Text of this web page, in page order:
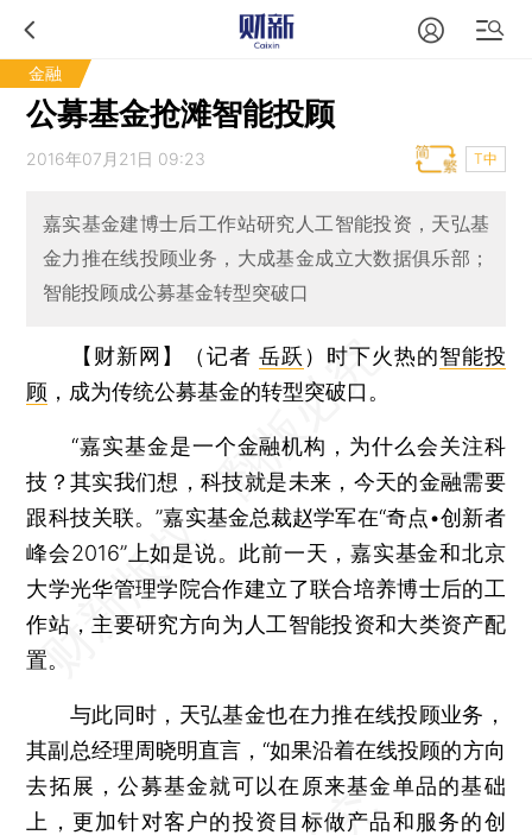
金融
公募基金抢滩智能投顾
2016年07月21日 09:23 T中
嘉实基金建博士后工作站研究人工智能投资，天弘基
金力推在线投顾业务，大成基金成立大数据俱乐部；
智能投顾成公募基金转型突破口
【财新网】（记者 岳跃 ） 时下火热的智能投
顾 ，成为传统公募基金的转型突破口。
“嘉实基金是一个金融机构，为什么会关注科
技？其实我们想，科技就是未来，今天的金融需要
跟科技关联。”嘉实基金总裁赵学军在“奇点•创新者
峰会2016”上如是说。此前一天，嘉实基金和北京
大学光华管理学院合作建立了联合培养博士后的工
作站，主要研究方向为人工智能投资和大类资产配
置。
与此同时，天弘基金也在力推在线投顾业务，
其副总经理周晓明直言，“如果沿着在线投顾的方向
去拓展，公募基金就可以在原来基金单品的基础
上，更加针对客户的投资目标做产品和服务的创